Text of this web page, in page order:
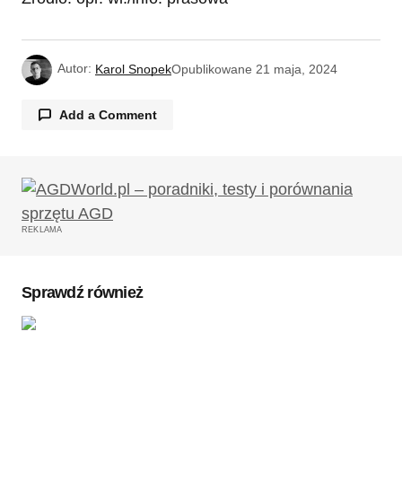
Autor: Karol SnopekOpublikowane 21 maja, 2024
Add a Comment
Twój adres email nie zostanie opublikowany.
Wymagane pola są oznaczone
REKLAMA
Sprawdź również